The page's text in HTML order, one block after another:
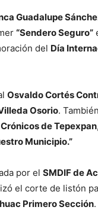
Guadalupe
“Sendero Seguro”
del Día
Osvaldo Cortés
Osorio.
de Tepexpan
Municipio.”
por el SMDIF de
el corte de listón
Primero Sección.